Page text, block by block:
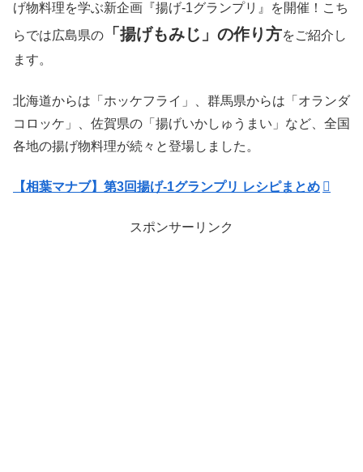
げ物料理を学ぶ新企画『揚げ-1グランプリ』を開催！こち
らでは広島県の
「揚げもみじ」の作り方をご紹介し
ます。
北海道からは「ホッケフライ」、群馬県からは「オランダ
コロッケ」、佐賀県の「揚げいかしゅうまい」など、全国
各地の揚げ物料理が続々と登場しました。
【相葉マナブ】第3回揚げ-1グランプリ レシピまとめ
スポンサーリンク